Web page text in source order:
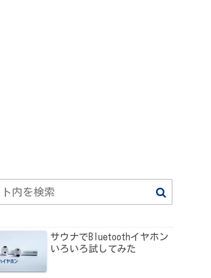
サウナでBluetoothイヤホン
いろいろ試してみた